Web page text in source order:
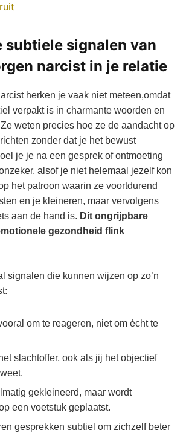
subtiele signalen van
narcist in je relatie
herken je vaak niet meteen,omdat
verpakt is in charmante woorden en
weten precies hoe ze de aandacht op
zonder dat je het bewust
je je na een gesprek of ontmoeting
alsof je niet helemaal jezelf kon
het patroon waarin ze voortdurend
en je kleineren, maar vervolgens
aan de hand is. Dit ongrijpbare
gezondheid flink
signalen die kunnen wijzen op zo’n
om te reageren, niet om écht te
slachtoffer, ook als jij het objectief
gekleineerd, maar wordt
een voetstuk geplaatst.
gesprekken subtiel om zichzelf beter